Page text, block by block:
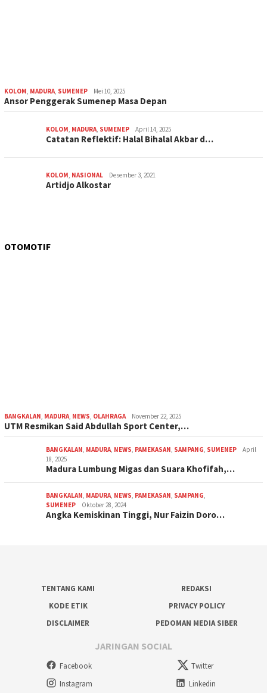
KOLOM, MADURA, SUMENEP Mei 10, 2025
Ansor Penggerak Sumenep Masa Depan
KOLOM, MADURA, SUMENEP April 14, 2025
Catatan Reflektif: Halal Bihalal Akbar d…
KOLOM, NASIONAL Desember 3, 2021
Artidjo Alkostar
OTOMOTIF
BANGKALAN MADURA NEWS OLAHRAGA November 22, 2025
UTM Resmikan Said Abdullah Sport Center,…
BANGKALAN MADURA NEWS PAMEKASAN SAMPANG SUMENEP
April
18, 2025
Madura Lumbung Migas dan Suara Khofifah,…
BANGKALAN MADURA NEWS PAMEKASAN SAMPANG
SUMENEP
Oktober 28, 2024
Angka Kemiskinan Tinggi, Nur Faizin Doro…
TENTANG KAMI
REDAKSI
KODE ETIK
PRIVACY POLICY
DISCLAIMER
PEDOMAN MEDIA SIBER
JARINGAN SOCIAL
Facebook
Twitter
Instagram
Linkedin